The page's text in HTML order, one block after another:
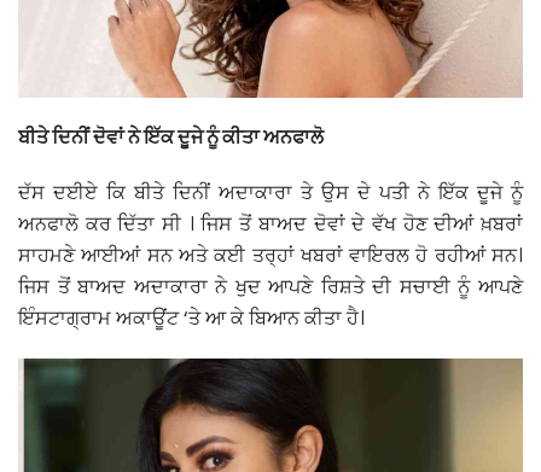
ਬੀਤੇ ਦਿਨੀਂ ਦੋਵਾਂ ਨੇ ਇੱਕ ਦੂਜੇ ਨੂੰ ਕੀਤਾ ਅਨਫਾਲੋ
ਦੱਸ ਦਈਏ ਕਿ ਬੀਤੇ ਦਿਨੀਂ ਅਦਾਕਾਰਾ ਤੇ ਉਸ ਦੇ ਪਤੀ ਨੇ ਇੱਕ ਦੂਜੇ ਨੂੰ
ਅਨਫਾਲੋ ਕਰ ਦਿੱਤਾ ਸੀ । ਜਿਸ ਤੋਂ ਬਾਅਦ ਦੋਵਾਂ ਦੇ ਵੱਖ ਹੋਣ ਦੀਆਂ ਖ਼ਬਰਾਂ
ਸਾਹਮਣੇ ਆਈਆਂ ਸਨ ਅਤੇ ਕਈ ਤਰ੍ਹਾਂ ਖਬਰਾਂ ਵਾਇਰਲ ਹੋ ਰਹੀਆਂ ਸਨ।
ਜਿਸ ਤੋਂ ਬਾਅਦ ਅਦਾਕਾਰਾ ਨੇ ਖੁਦ ਆਪਣੇ ਰਿਸ਼ਤੇ ਦੀ ਸਚਾਈ ਨੂੰ ਆਪਣੇ
ਇੰਸਟਾਗ੍ਰਾਮ ਅਕਾਊਂਟ ‘ਤੇ ਆ ਕੇ ਬਿਆਨ ਕੀਤਾ ਹੈ।